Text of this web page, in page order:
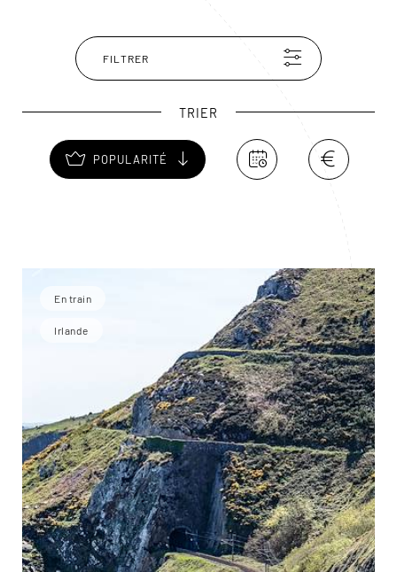
l'Anneau de Kerry, un magnifique itinéraire longeant
une côte sauvage et escarpée.
FILTRER
TRIER
POPULARITÉ
En train
Irlande